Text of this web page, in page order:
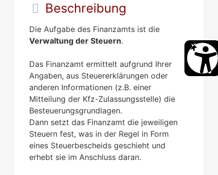
Beschreibung
Die Aufgabe des Finanzamts ist die
Verwaltung der Steuern.
Das Finanzamt ermittelt aufgrund Ihrer
Angaben, aus Steuererklärungen oder
anderen Informationen (z.B. einer
Mitteilung der Kfz-Zulassungsstelle) die
Besteuerungsgrundlagen.
Dann setzt das Finanzamt die jeweiligen
Steuern fest, was in der Regel in Form
eines Steuerbescheids geschieht und
erhebt sie im Anschluss daran.